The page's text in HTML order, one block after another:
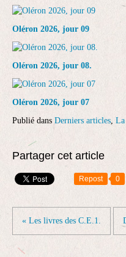
Oléron 2026, jour 09
Oléron 2026, jour 08.
Oléron 2026, jour 07
Publié dans Derniers articles, La
Partager cet article
Repost 0
« Les livres des C.E.1.